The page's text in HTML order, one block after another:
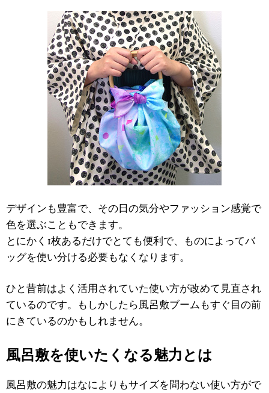
デザインも豊富で、その日の気分やファッション感覚で
色を選ぶこともできます。
とにかく1枚あるだけでとても便利で、ものによってバ
ッグを使い分ける必要もなくなります。
ひと昔前はよく活用されていた使い方が改めて見直され
ているのです。もしかしたら風呂敷ブームもすぐ目の前
にきているのかもしれません。
風呂敷を使いたくなる魅力とは
風呂敷の魅力はなによりもサイズを問わない使い方がで